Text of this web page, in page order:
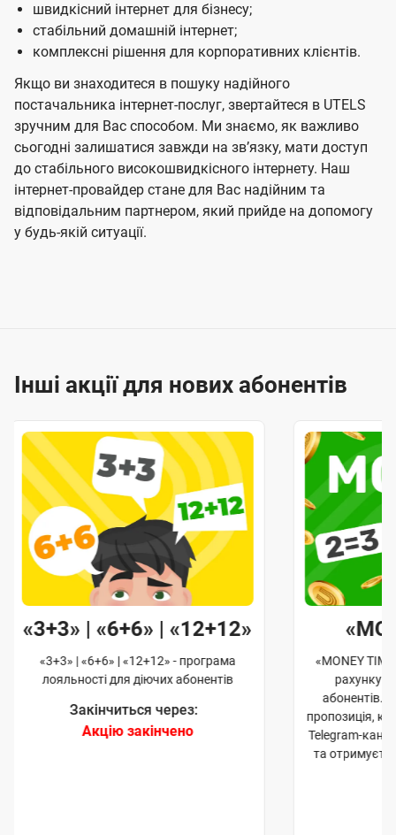
швидкісний інтернет для бізнесу;
стабільний домашній інтернет;
комплексні рішення для корпоративних клієнтів.
Якщо ви знаходитеся в пошуку надійного
постачальника інтернет-послуг, звертайтеся в UTELS
зручним для Вас способом. Ми знаємо, як важливо
сьогодні залишатися завжди на звʼязку, мати доступ
до стабільного високошвидкісного інтернету. Наш
інтернет-провайдер стане для Вас надійним та
відповідальним партнером, який прийде на допомогу
у будь-якій ситуації.
Інші акції для нових абонентів
«3+3» | «6+6» | «12+12»
«3+3» | «6+6» | «12+12» - програма
лояльності для діючих абонентів
Закінчиться через:
Акцію закінчено
«MONEY
рахунку
абонентів.
пропозиція,
Telegram-
та